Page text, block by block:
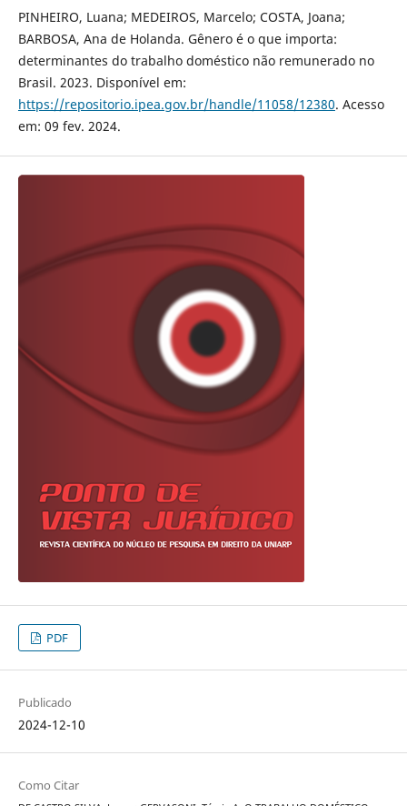
PINHEIRO, Luana; MEDEIROS, Marcelo; COSTA, Joana;
BARBOSA, Ana de Holanda. Gênero é o que importa:
determinantes do trabalho doméstico não remunerado no
Brasil. 2023. Disponível em:
https://repositorio.ipea.gov.br/handle/11058/12380. Acesso
em: 09 fev. 2024.
PDF
Publicado
2024-12-10
Como Citar